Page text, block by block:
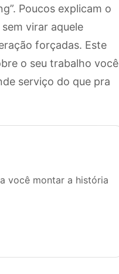
Poucos explicam o
virar aquele
forçadas. Este
o seu trabalho você
serviço do que pra
você montar a história